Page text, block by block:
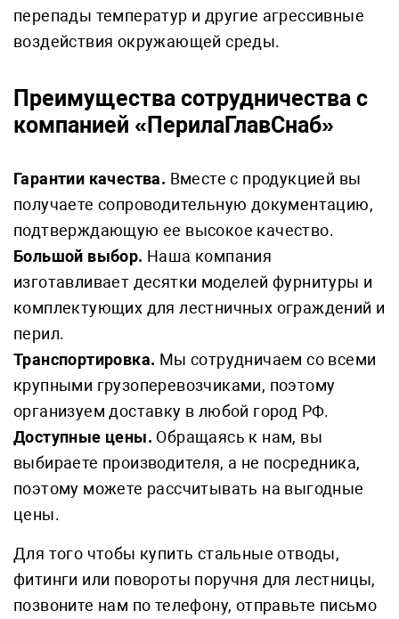
перепады температур и другие агрессивные
воздействия окружающей среды.
Преимущества сотрудничества с
компанией «ПерилаГлавСнаб»
Гарантии качества. Вместе с продукцией вы
получаете сопроводительную документацию,
подтверждающую ее высокое качество.
Большой выбор. Наша компания
изготавливает десятки моделей фурнитуры и
комплектующих для лестничных ограждений и
перил.
Транспортировка. Мы сотрудничаем со всеми
крупными грузоперевозчиками, поэтому
организуем доставку в любой город РФ.
Доступные цены. Обращаясь к нам, вы
выбираете производителя, а не посредника,
поэтому можете рассчитывать на выгодные
цены.
Для того чтобы купить стальные отводы,
фитинги или повороты поручня для лестницы,
позвоните нам по телефону, отправьте письмо